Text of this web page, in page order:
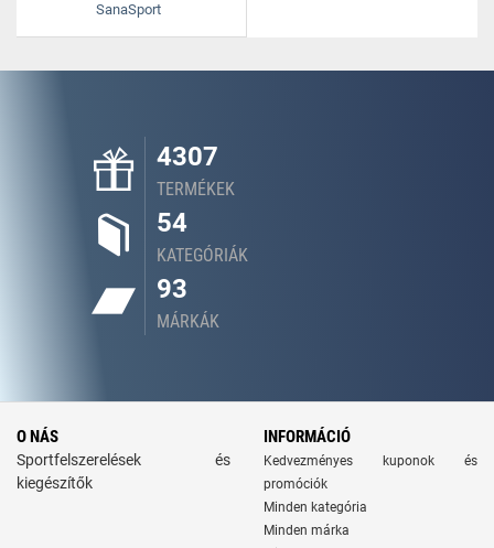
SanaSport
4307
TERMÉKEK
54
KATEGÓRIÁK
93
MÁRKÁK
O NÁS
Sportfelszerelések és
kiegészítők
INFORMÁCIÓ
Kedvezményes kuponok és
promóciók
Minden kategória
Minden márka